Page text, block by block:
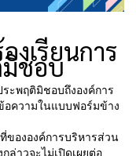
งเรียนการ
ชอบ
ระพฤติมิชอบถึงองค์การ
อความในแบบฟอร์มข้าง
ขององค์การบริหารส่วน
ล่าวจะไม่เปิดเผยต่อ